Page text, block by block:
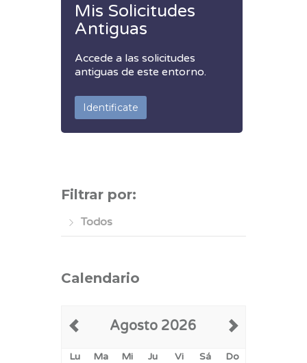
Mis Solicitudes
Antiguas
Accede a las solicitudes
antiguas de este entorno.
Identificate
Filtrar por:
Todos
Calendario
Agosto 2026
Lu Ma Mi Ju Vi Sá
Do